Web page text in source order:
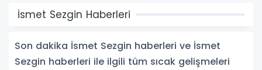
İsmet Sezgin Haberleri
Son dakika İsmet Sezgin haberleri ve İsmet
Sezgin haberleri ile ilgili tüm sıcak gelişmeleri